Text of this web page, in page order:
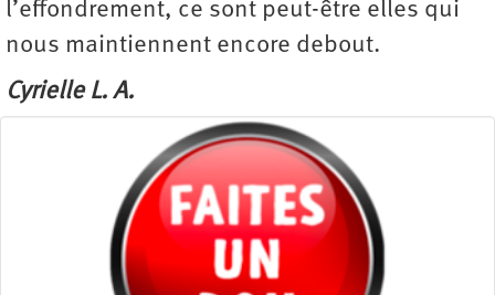
l’effondrement, ce sont peut-être elles qui
nous maintiennent encore debout.
Cyrielle L. A.